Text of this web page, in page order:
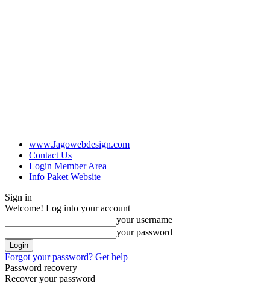
www.Jagowebdesign.com
Contact Us
Login Member Area
Info Paket Website
Sign in
Welcome! Log into your account
your username
your password
Forgot your password? Get help
Password recovery
Recover your password